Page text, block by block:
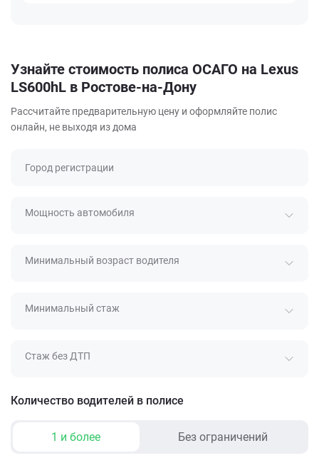
Узнайте стоимость полиса ОСАГО на Lexus
LS600hL в Ростове-на-Дону
Рассчитайте предварительную цену и оформляйте полис
онлайн, не выходя из дома
Город регистрации
Мощность автомобиля
Минимальный возраст водителя
Минимальный стаж
Стаж без ДТП
Количество водителей в полисе
1 и более Без ограничений